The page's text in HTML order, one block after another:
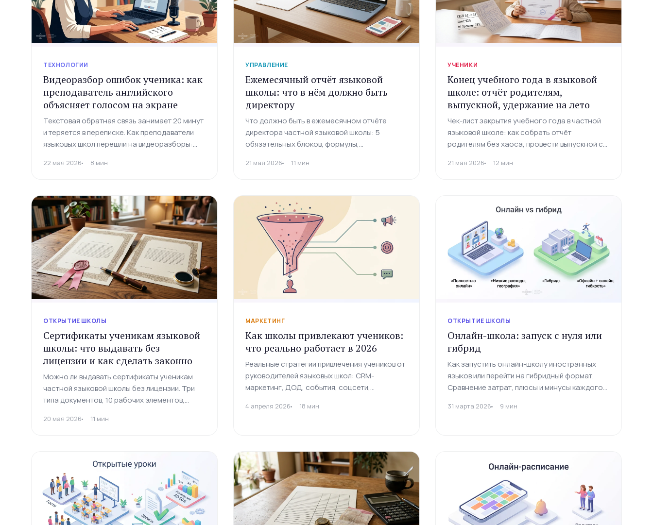
ТЕХНОЛОГИИ
Видеоразбор ошибок ученика: как
преподаватель английского
объясняет голосом на экране
Текстовая обратная связь занимает 20 минут
и теряется в переписке. Как преподаватели
языковых школ перешли на видеоразборы:
понимает с первого раза.
22 мая 2026 8 мин
УПРАВЛЕНИЕ
Ежемесячный отчёт языковой
школы: что в нём должно быть
директору
Что должно быть в ежемесячном отчёте
директора частной языковой школы: 5
обязательных блоков, формулы,
метрики, которые упускают 70% владельцев.
21 мая 2026 11 мин
УЧЕНИКИ
Конец учебного года в языковой
школе: отчёт родителям,
выпускной, удержание на лето
Чек-лист закрытия учебного года в частной
языковой школе: как собрать отчёт
родителям без хаоса, провести выпускной с
учеников на лето без потери оборота.
21 мая 2026 12 мин
ОТКРЫТИЕ ШКОЛЫ
Сертификаты ученикам языковой
школы: что выдавать без
лицензии и как сделать законно
Можно ли выдавать сертификаты ученикам
частной языковой школы без лицензии. Три
типа документов, 10 рабочих элементов,
кембриджских клубов после ухода Cambridge.
20 мая 2026 11 мин
МАРКЕТИНГ
Как школы привлекают учеников:
что реально работает в 2026
Реальные стратегии привлечения учеников от
руководителей языковых школ: CRM-
маркетинг, ДОД, события, соцсети,
EduGrowth.
4 апреля 2026 18 мин
ОТКРЫТИЕ ШКОЛЫ
Онлайн-школа: запуск с нуля или
гибрид
Как запустить онлайн-школу иностранных
языков или перейти на гибридный формат.
Сравнение затрат, плюсы и минусы каждого
31 марта 2026 9 мин